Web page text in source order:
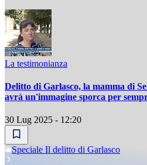
La testimonianza
Delitto di Garlasco, la mamma di
avrà un'immagine sporca per
30 Lug 2025 - 12:20
Speciale Il delitto di Garlasco